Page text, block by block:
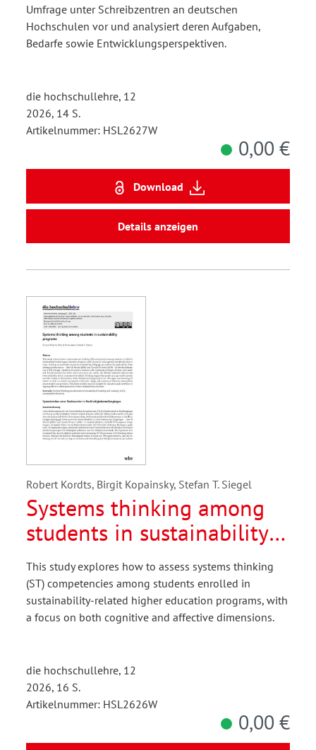
Umfrage unter Schreibzentren an deutschen
Hochschulen vor und analysiert deren Aufgaben,
Bedarfe sowie Entwicklungsperspektiven.
die hochschullehre, 12
2026, 14 S.
Artikelnummer: HSL2627W
0,00 €
Download
Details anzeigen
Robert Kordts, Birgit Kopainsky, Stefan T. Siegel
Systems thinking among
students in sustainability
programs
This study explores how to assess systems thinking
(ST) competencies among students enrolled in
sustainability-related higher education programs, with
a focus on both cognitive and affective dimensions.
die hochschullehre, 12
2026, 16 S.
Artikelnummer: HSL2626W
0,00 €